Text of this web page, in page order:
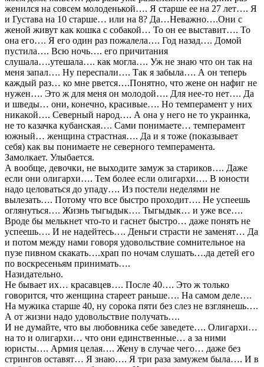
женился на совсем молоденькой…. Я старше ее на 27 лет…. Я
и Густава на 10 старше… или на 8? Да…Неважно….Они с
женой живут как кошка с собакой… То он ее выставит…. То
она его…. Я его один раз пожалела…. Год назад…. Домой
пустила…. Всю ночь…. его причитания
слушала….утешала…. как могла…. Уж не знаю что он так на
меня запал…. Ну переспали…. Так я забыла…. А он теперь
каждый раз… ко мне рвется….Понятно, что жене он нафиг не
нужен…. Это ж для меня он молодой…. Для нее-то нет…. Да
и шведы… они, конечно, красивые…. Но темперамент у них
никакой…. Северный народ…. А она у него не то украинка,
не то казачка кубанская…. Сами понимаете… темперамент
южный… женщина страстная…. Да и я тоже (показывает
себя) как вы понимаете не северного темперамента.
Замолкает. Улыбается.
А вообще, девочки, не выходите замуж за стариков…. Даже
если они олигархи…. Тем более если олигархи…. В юности
надо целоваться до упаду…. Из постели неделями не
вылезать…. Потому что все быстро проходит…. Не успеешь
оглянуться…. Жизнь тыгыдык…. Тыгыдык… и уже все….
Вроде бы мелькнет что-то и гаснет быстро… даже понять не
успеешь…. И не надейтесь…. Деньги страсти не заменят… Да
и потом между нами говоря удовольствие сомнительное на
пузе пивном скакать….храп по ночам слушать….да детей его
по воскресеньям принимать….
Назидательно.
Не бывает их… красавцев…. После 40…. Это ж только
говорится, что женщина стареет раньше…. На самом деле….
На мужика старше 40, ну сорока пяти без слез не взглянешь….
А от жизни надо удовольствие получать….
И не думайте, что вы любовника себе заведете…. Олигархи…
на то и олигархи… что они единственные… а за ними
юристы…. Армия целая…. Жену в случае чего… даже без
стрингов оставят… Я знаю…. Я три раза замужем была…. И в